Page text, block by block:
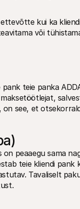
kui ka
või
teie panka
on see, et
peaaegu sama
teie kliendi
Tavaliselt